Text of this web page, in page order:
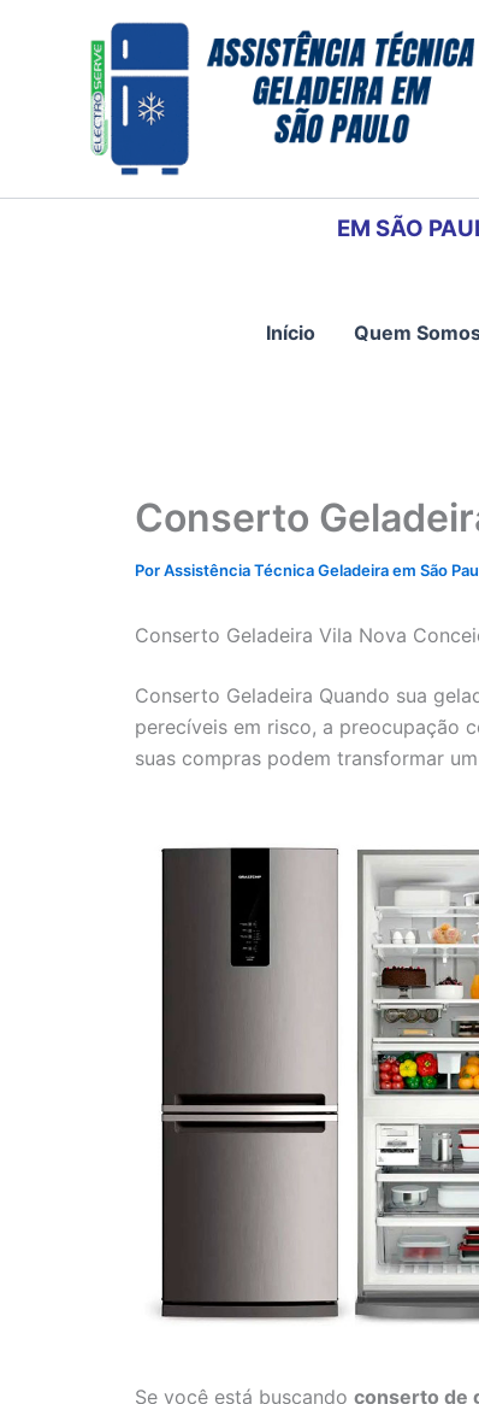
EM SÃO
Início Quem
Conserto
PorAssistência Técnica Geladeira em São
Conserto Geladeira Vila Nova
Conserto Geladeira Quando sua
perecíveis em risco, a preocupação
suas compras podem transformar
Se você está buscando conserto de